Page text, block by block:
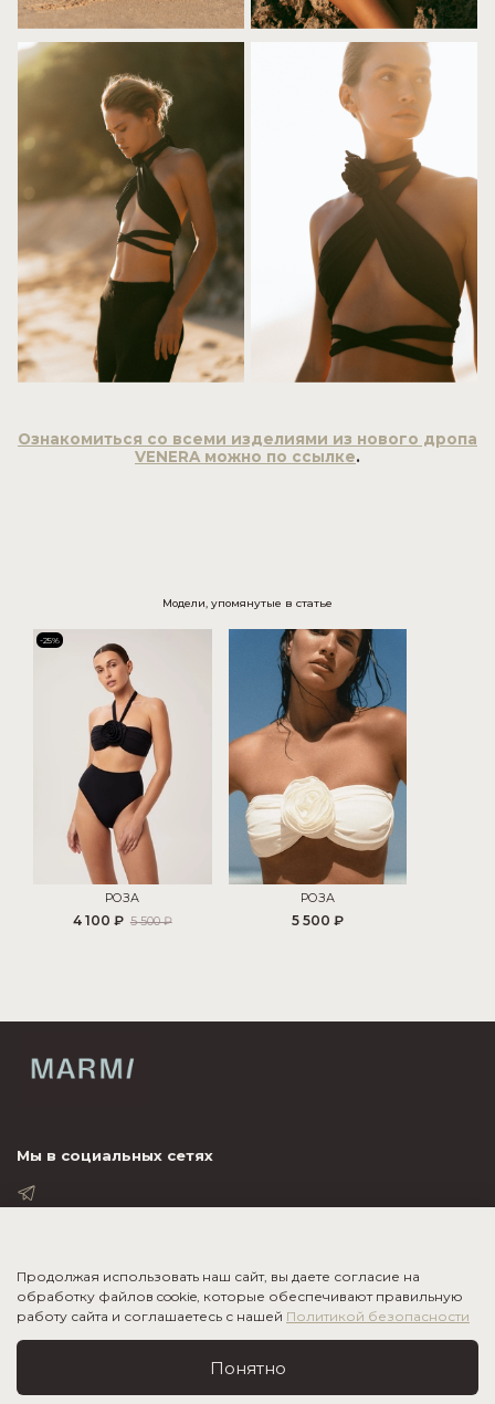
Ознакомиться со всеми изделиями из нового дропа
VENERA можно по ссылке.
Модели, упомянутые в статье
-25%
РОЗА
4 100 ₽ 5 500 ₽
РОЗА
5 500 ₽
ИНФОРМАЦИЯ
Мы в социальных сетях
Продолжая использовать наш сайт, вы даете согласие на
обработку файлов cookie, которые обеспечивают правильную
работу сайта и соглашаетесь с нашей Политикой безопасности
Понятно